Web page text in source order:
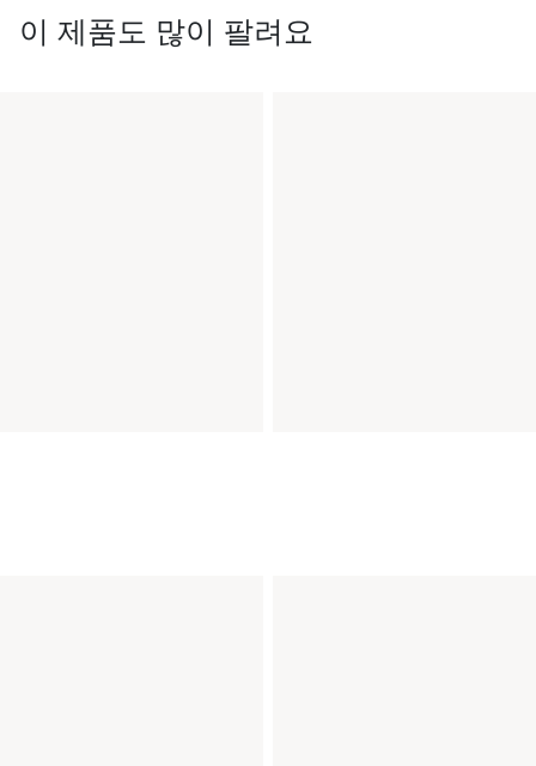
이 제품도 많이 팔려요